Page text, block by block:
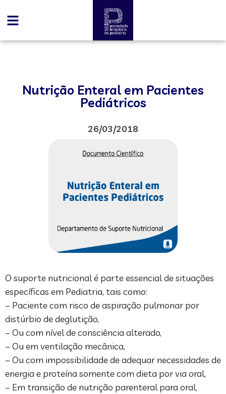
Nutrição Enteral em Pacientes
Pediátricos
26/03/2018
O suporte nutricional é parte essencial de situações
específicas em Pediatria, tais como:
– Paciente com risco de aspiração pulmonar por
distúrbio de deglutição,
– Ou com nível de consciência alterado,
– Ou em ventilação mecânica,
– Ou com impossibilidade de adequar necessidades de
energia e proteína somente com dieta por via oral,
– Em transição de nutrição parenteral para oral,